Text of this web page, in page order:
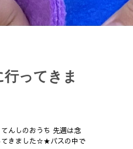
ってきま
んしのおうち 先週は念
てきました☆★バスの中で